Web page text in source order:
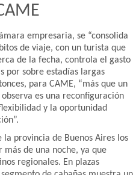
empresaria, se “consolida
de viaje, con un turista que
de la fecha, controla el gasto
por sobre estadías largas
para CAME, “más que un
es una reconfiguración
y la oportunidad
la provincia de Buenos Aires los
de una noche, ya que
regionales. En plazas